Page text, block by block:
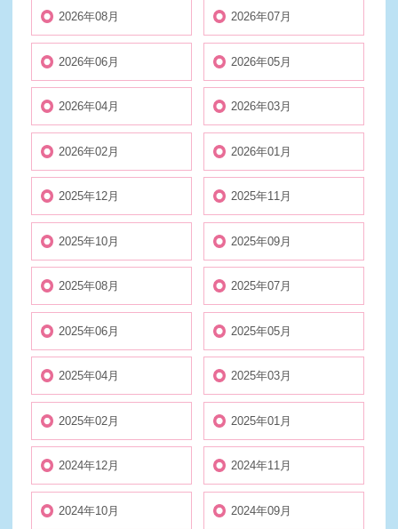
2026年08月 2026年07月
2026年06月 2026年05月
2026年04月 2026年03月
2026年02月 2026年01月
2025年12月 2025年11月
2025年10月 2025年09月
2025年08月 2025年07月
2025年06月 2025年05月
2025年04月 2025年03月
2025年02月 2025年01月
2024年12月 2024年11月
2024年10月 2024年09月